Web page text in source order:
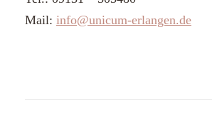
Mail: info@unicum-erlangen.de